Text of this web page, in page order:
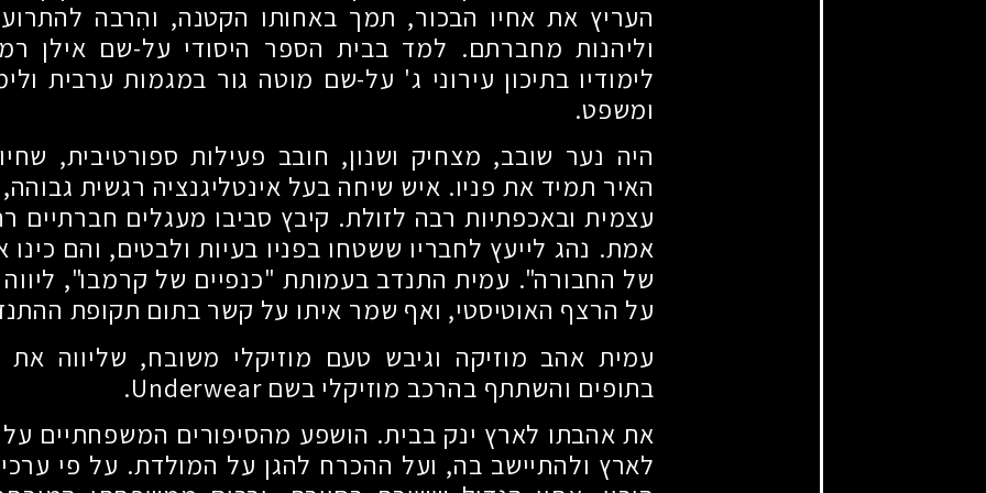
העריץ את אחיו הבכור, תמך באחותו הקטנה, והִרבה
וליהנות מחברתם. למד בבית הספר היסודי על-שם אילן
לימודיו בתיכון עירוני ג' על-שם מוטה גור במגמות ערבית
ומשפט.
היה נער שובב, מצחיק ושנון, חובב פעילות ספורטיבית,
האיר תמיד את פניו. איש שיחה בעל אינטליגנציה רגשית
עצמית ובאכפתיות רבה לזולת. קיבץ סביבו מעגלים חברתיים
אמת. נהג לייעץ לחבריו ששטחו בפניו בעיות ולבטים, והם כינו
של החבורה". עמית התנדב בעמותת "כנפיים של קרמבו",
על הרצף האוטיסטי, ואף שמר איתו על קשר בתום תקופת
עמית אהב מוזיקה וגיבש טעם מוזיקלי משובח, שליווה את
בתופים והשתתף בהרכב מוזיקלי בשם Underwear.
את אהבתו לארץ ינק בבית. הושפע מהסיפורים המשפחתיים
לארץ ולהתיישב בה, ועל ההכרח להגן על המולדת. על פי